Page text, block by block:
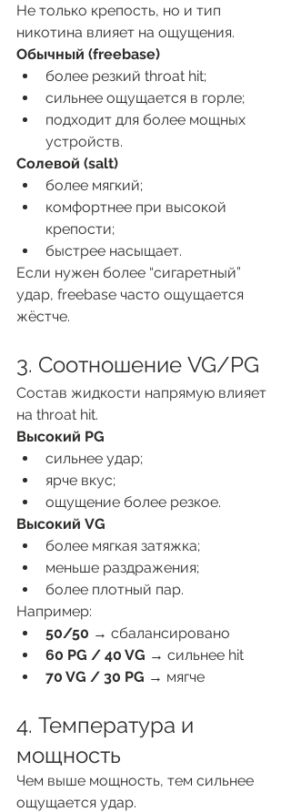
Не только крепость, но и тип
никотина влияет на ощущения.
Обычный (freebase)
более резкий throat hit;
сильнее ощущается в горле;
подходит для более мощных
устройств.
Солевой (salt)
более мягкий;
комфортнее при высокой
крепости;
быстрее насыщает.
Если нужен более “сигаретный”
удар, freebase часто ощущается
жёстче.
3. Соотношение VG/PG
Состав жидкости напрямую влияет
на throat hit.
Высокий PG
сильнее удар;
ярче вкус;
ощущение более резкое.
Высокий VG
более мягкая затяжка;
меньше раздражения;
более плотный пар.
Например:
50/50 → сбалансировано
60 PG / 40 VG → сильнее hit
70 VG / 30 PG → мягче
4. Температура и
мощность
Чем выше мощность, тем сильнее
ощущается удар.